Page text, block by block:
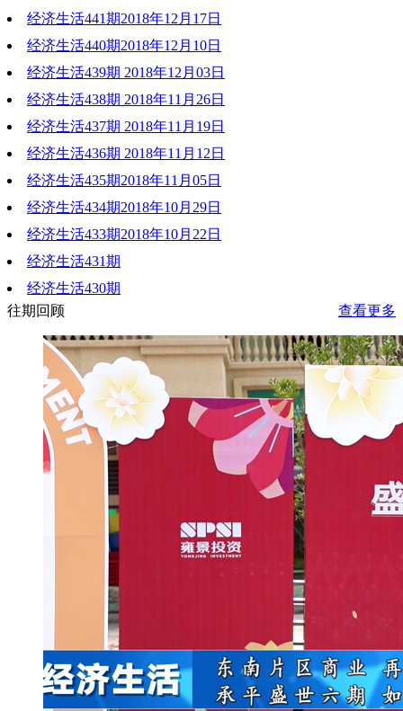
经济生活441期2018年12月17日
经济生活440期2018年12月10日
经济生活439期 2018年12月03日
经济生活438期 2018年11月26日
经济生活437期 2018年11月19日
经济生活436期 2018年11月12日
经济生活435期2018年11月05日
经济生活434期2018年10月29日
经济生活433期2018年10月22日
经济生活431期
经济生活430期
2018-10-02 19:49:12
往期回顾 查看更多